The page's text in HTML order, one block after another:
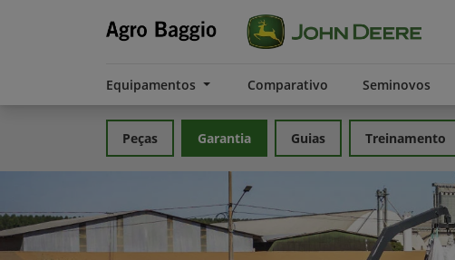
Equipamentos Comparativo Seminovos
Peças Garantia Guias Treinamento